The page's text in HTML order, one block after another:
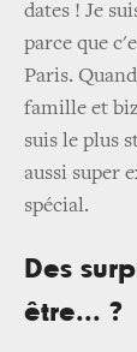
dates ! Je
parce que
Paris.
famille et
suis le plus
aussi super
spécial.
Des
être... ?